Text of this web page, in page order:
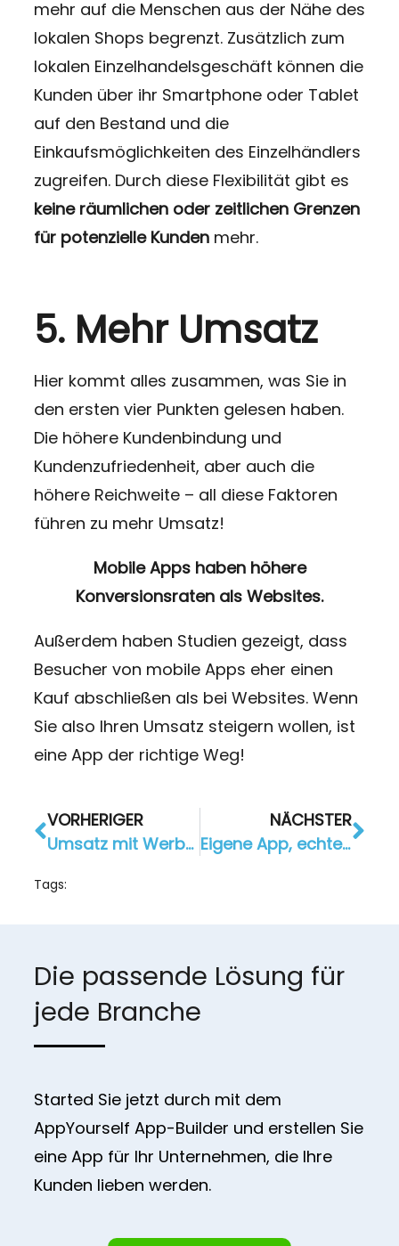
mehr auf die Menschen aus der Nähe des
lokalen Shops begrenzt. Zusätzlich zum
lokalen Einzelhandelsgeschäft können die
Kunden über ihr Smartphone oder Tablet
auf den Bestand und die
Einkaufsmöglichkeiten des Einzelhändlers
zugreifen. Durch diese Flexibilität gibt es
keine räumlichen oder zeitlichen Grenzen
für potenzielle Kunden mehr.
5. Mehr Umsatz
Hier kommt alles zusammen, was Sie in
den ersten vier Punkten gelesen haben.
Die höhere Kundenbindung und
Kundenzufriedenheit, aber auch die
höhere Reichweite – all diese Faktoren
führen zu mehr Umsatz!
Mobile Apps haben höhere
Konversionsraten als Websites.
Außerdem haben Studien gezeigt, dass
Besucher von mobile Apps eher einen
Kauf abschließen als bei Websites. Wenn
Sie also Ihren Umsatz steigern wollen, ist
eine App der richtige Weg!
VORHERIGER
Umsatz mit Werbung in Ihrer App
NÄCHSTER
Eigene App, echter Mehrwert – So profitieren Unternehmen
Tags:
Die passende Lösung für
jede Branche
Started Sie jetzt durch mit dem
AppYourself App-Builder und erstellen Sie
eine App für Ihr Unternehmen, die Ihre
Kunden lieben werden.